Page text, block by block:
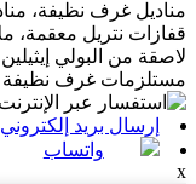
قفازات نتريل معقمة،
لاصقة من البولي
مستلزمات غرف نظيفة
إرسال بريد إلكتروني
واتساب
x